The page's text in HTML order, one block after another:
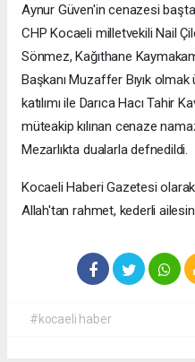
Aynur Güven'in cenazesi
CHP Kocaeli milletvekili Nail
Sönmez, Kağıthane
Başkanı Muzaffer Bıyık
katılımı ile Darıca Hacı Tahir
müteakip kılınan cenaze
Mezarlıkta dualarla defnedildi.
Kocaeli Haberi Gazetesi
Allah'tan rahmet, kederli
#kocaeli haber